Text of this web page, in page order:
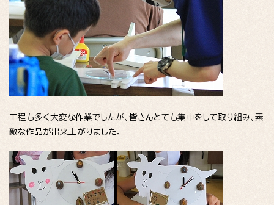
工程も多く大変な作業でしたが、皆さんとても集中をして取り組み、素
敵な作品が出来上がりました。